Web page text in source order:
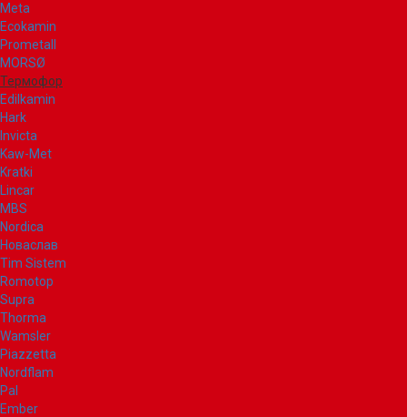
Meta
Ecokamin
Prometall
MORSØ
Термофор
Edilkamin
Hark
Invicta
Kaw-Met
Kratki
Lincar
MBS
Nordica
Новаслав
Tim Sistem
Romotop
Supra
Thorma
Wamsler
Piazzetta
Nordflam
Pal
Ember